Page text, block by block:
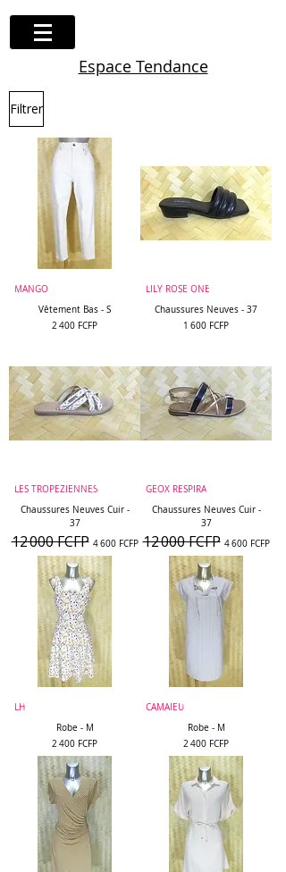
Espace Tendance
Filtrer
MANGO
Vêtement Bas - S
Prix
2 400 FCFP
LILY ROSE ONE
Chaussures Neuves - 37
Prix
1 600 FCFP
LES TROPEZIENNES
Chaussures Neuves Cuir -
37
Prix original
12 000 FCFP Prix promotionnel
4 600 FCFP
GEOX RESPIRA
Chaussures Neuves Cuir -
37
Prix original
12 000 FCFP Prix
4 600 FCFP
LH
Robe - M
Prix
2 400 FCFP
CAMAIEU
Robe - M
Prix
2 400 FCFP